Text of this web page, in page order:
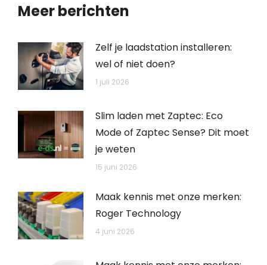
Meer berichten
Zelf je laadstation installeren:
wel of niet doen?
1 juli 2026
Slim laden met Zaptec: Eco
Mode of Zaptec Sense? Dit moet
je weten
15 juni 2026
Maak kennis met onze merken:
Roger Technology
4 juni 2026